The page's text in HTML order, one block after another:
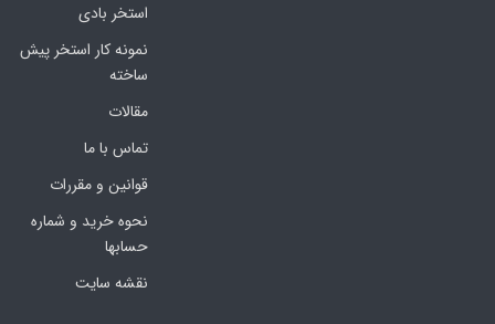
استخر بادی
نمونه کار استخر پیش
ساخته
مقالات
تماس با ما
قوانین و مقررات
نحوه خرید و شماره
حسابها
نقشه سایت